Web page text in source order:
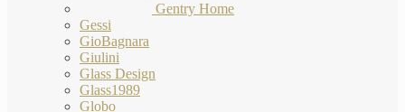
Gentry Home
Gessi
GioBagnara
Giulini
Glass Design
Glass1989
Globo